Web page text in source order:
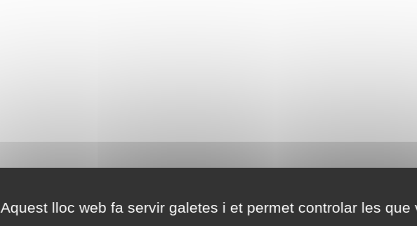
Aquest lloc web fa servir galetes i et permet controlar les que